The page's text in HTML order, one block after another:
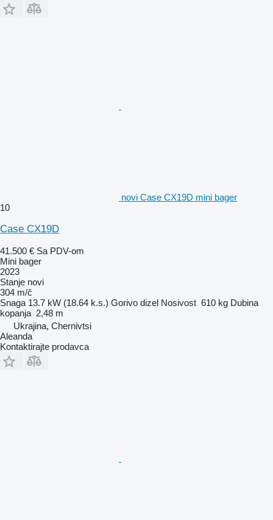
novi Case CX19D mini bager
10
Case CX19D
41.500 € Sa PDV-om
Mini bager
2023
Stanje novi
304 m/č
Snaga 13.7 kW (18.64 k.s.) Gorivo dizel Nosivost 610 kg Dubina
kopanja 2,48 m
Ukrajina, Chernivtsi
Aleanda
Kontaktirajte prodavca